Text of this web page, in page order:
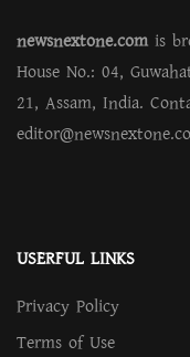
newsnextone.com is
House No.: 04,
21, Assam, India.
USERFUL LINKS
Privacy Policy
Terms of Use